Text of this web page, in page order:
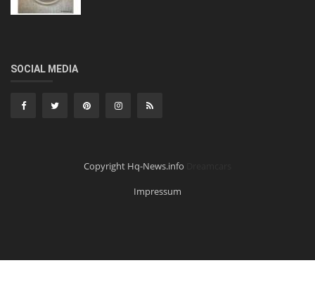
SOCIAL MEDIA
Copyright Hq-News.info
Impressum